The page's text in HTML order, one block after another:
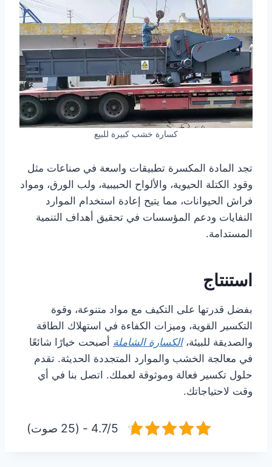
كسارة خشب كبيرة للبيع
تجد المادة المكسرة تطبيقات واسعة في صناعات مثل
وقود الكتلة الحيوية، والألواح الحبيبية، ولب الورق، ومواد
فراش الحيوانات، مما يتيح إعادة استخدام الموارد
النفايات ودعم المؤسسات في تحقيق أهداف التنمية
المستدامة.
استنتاج
بفضل قدرتها على التكيف مع مواد متنوعة، وقوة
التكسير القوية، وميزات الكفاءة في استهلاك الطاقة
والصديقة للبيئة،الكسارة الشاملة أصبحت خيارًا شائعًا
في معالجة الخشب والموارد المتجددة الحديثة. تقدم
حلول تكسير فعالة وموثوقة لعملك. اتصل بنا في أي
وقت لاحتياجاتك.
4.7/5 - (25 صوت)